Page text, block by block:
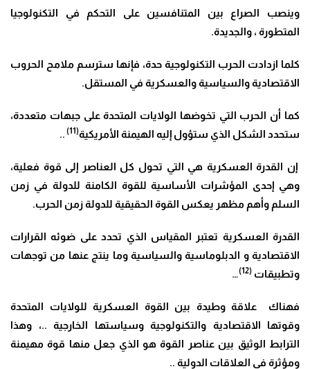
وينصب الصراع بين المتنافسين على التحكم في التكنولوجيا
المتطورة ، والجديدة.
كلما ازدادت الحرب التكنولوجية حدة، فإنها سترسم ملامح الحروب
الاقتصادية والسياسية والعسكرية في المستقل.
كما أن الحرب التي تخوضها الولايات المتحدة على جبهات متعددة،
ستحدد الشكل الذي ستؤول إليه الهيمنة الأمريكية(11)
..
إن القدرة العسكرية هي التي تحول كل العناصر إلى قوة فعلية،
وهي إحدى المؤشرات الأساسية للقوة الكامنة للدولة في زمن
السلم وأهم مظهر يعكس القوة الحقيقية للدولة زمن الحرب.
القدرة العسكرية تعتبر المقياس الذي تحدد على ضوئه القرارات
الاقتصادية و الدبلوماسية والسياسية وما ينتج عنها من توجهات
وتطبيقات (12)
…
فهناك علاقة وطيدة بين القوة العسكرية للولايات المتحدة
وقوتها الاقتصادية والتكنولوجية وسياستها الخارجية ..، وهذا
الترابط الوثيق بين عناصر القوة هو الذي جعل منها قوة مهيمنة
ومؤثرة في العلاقات الدولية ..